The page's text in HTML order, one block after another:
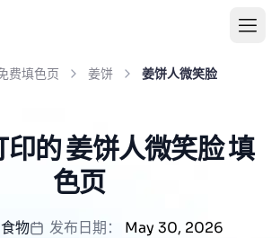
费填色页 姜饼 姜饼人微笑脸
的 姜饼人微笑脸 填
色页
食物 发布日期： May 30, 2026